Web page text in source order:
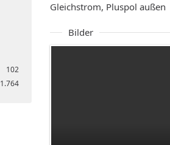
102
1.764
Gleichstrom, Pluspol außen
Bilder